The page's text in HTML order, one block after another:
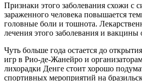
Признаки этого заболевания схожи с
зараженного человека повышается
головные боли и тошнота.
лечения этого заболевания и вакцины
Чуть больше года остается до
игр в Рио-де-Жанейро и
лихорадки Денге стоит хорошо
спортивных мероприятий на